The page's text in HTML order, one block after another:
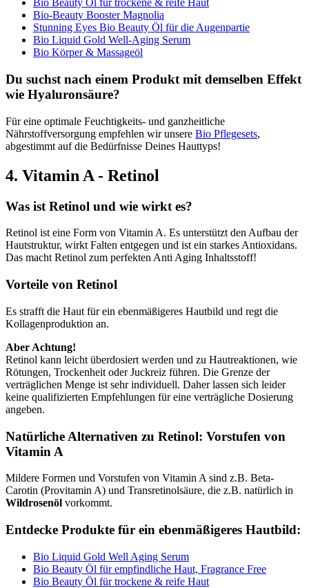
Bio Beauty Öl für trockene & reife Haut
Bio-Beauty Booster Magnolia
Stunning Eyes Bio Beauty Öl für die Augenpartie
Bio Liquid Gold Well-​Aging Serum
Bio Körper & Massageöl
Du suchst nach einem Produkt mit demselben Effekt
wie Hyaluronsäure?
Für eine optimale Feuchtigkeits- und ganzheitliche
Nährstoffversorgung empfehlen wir unsere Bio Pflegesets,
abgestimmt auf die Bedürfnisse Deines Hauttyps!
4. Vitamin A - Retinol
Was ist Retinol und wie wirkt es?
Retinol ist eine Form von Vitamin A. Es unterstützt den Aufbau der
Hautstruktur, wirkt Falten entgegen und ist ein starkes Antioxidans.
Das macht Retinol zum perfekten Anti Aging Inhaltsstoff!
Vorteile von Retinol
Es strafft die Haut für ein ebenmäßigeres Hautbild und regt die
Kollagenproduktion an.
Aber Achtung!
Retinol kann leicht überdosiert werden und zu Hautreaktionen, wie
Rötungen, Trockenheit oder Juckreiz führen. Die Grenze der
verträglichen Menge ist sehr individuell. Daher lassen sich leider
keine qualifizierten Empfehlungen für eine verträgliche Dosierung
angeben.
Natürliche Alternativen zu Retinol: Vorstufen von
Vitamin A
Mildere Formen und Vorstufen von Vitamin A sind z.B. Beta-
Carotin (Provitamin A) und Transretinolsäure, die z.B. natürlich in
Wildrosenöl vorkommt.
Entdecke Produkte für ein ebenmäßigeres Hautbild:
Bio Liquid Gold Well Aging Serum
Bio Beauty Öl für empfindliche Haut, Fragrance Free
Bio Beauty Öl für trockene & reife Haut